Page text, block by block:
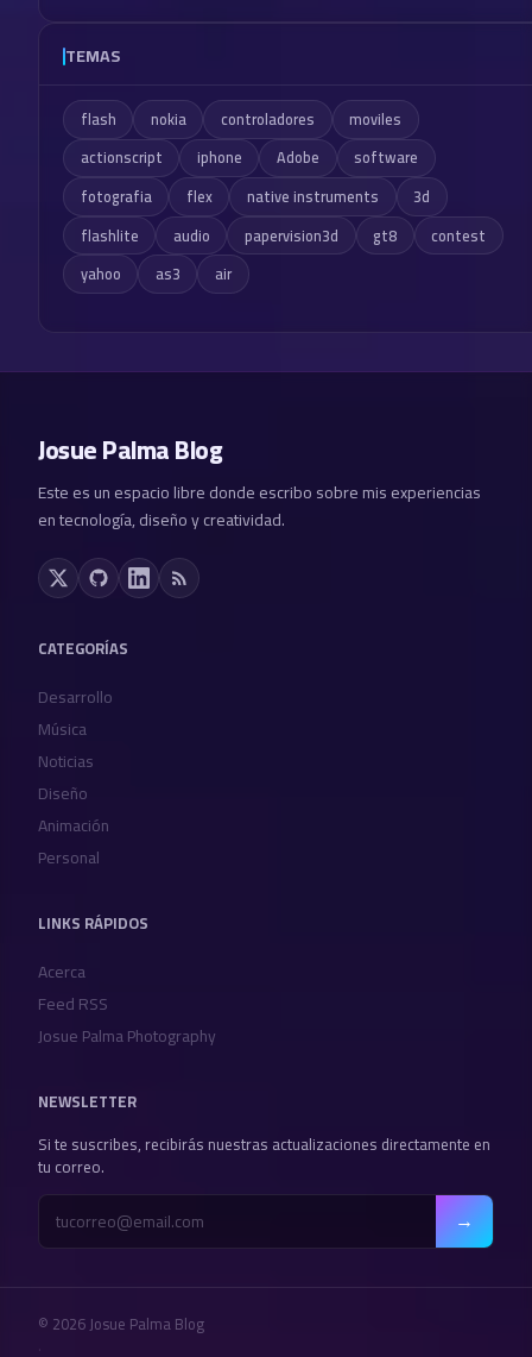
TEMAS
flash nokia controladores
moviles
actionscript
iphone Adobe
software
fotografia
flex native instruments
3d
flashlite
audio papervision3d gt8
contest
yahoo
as3 air
Josue Palma Blog
Este es un espacio libre donde escribo sobre mis experiencias
en tecnología, diseño y creatividad.
CATEGORÍAS
Desarrollo
Música
Noticias
Diseño
Animación
Personal
LINKS RÁPIDOS
Acerca
Feed RSS
Josue Palma Photography
NEWSLETTER
Si te suscribes, recibirás nuestras actualizaciones directamente en
tu correo.
→
© 2026 Josue Palma Blog
·